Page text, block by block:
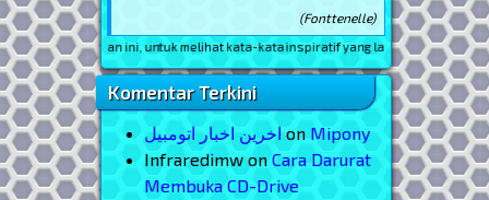
(Fonttenelle)
Reloadhalaman ini, untuk melihat kata-kata inspiratif yang lain
Komentar Terkini
اخرین اخبار اتومبیل on Mipony
Infraredimw onCara Darurat
Membuka CD-Drive